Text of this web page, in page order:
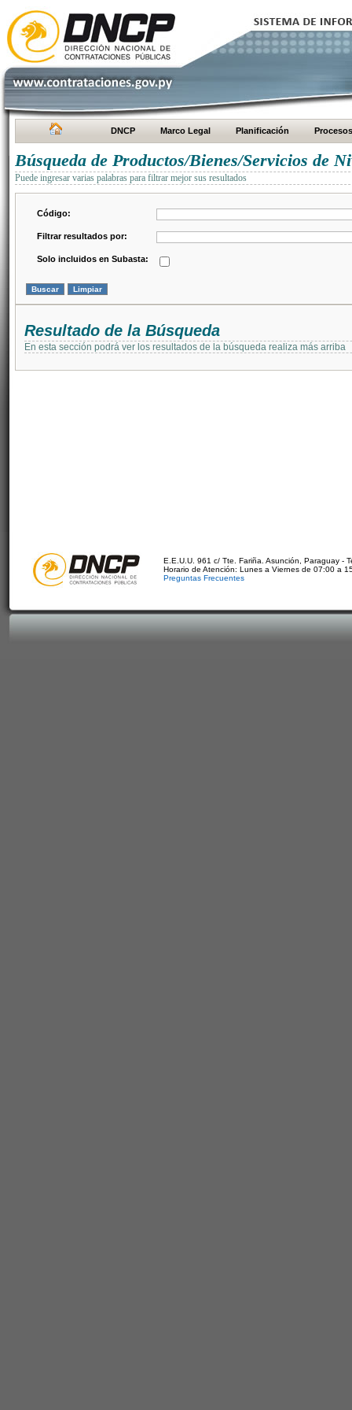
DNCP Marco Legal Planificación Procesos
Búsqueda de Productos/Bienes/Servicios de
Puede ingresar varias palabras para filtrar mejor sus resultados
Código:
Filtrar resultados por:
Solo incluidos en Subasta:
Resultado de la Búsqueda
En esta sección podrá ver los resultados de la búsqueda realiza más arriba
E.E.U.U. 961 c/ Tte. Fariña. Asunción, Paraguay -
Horario de Atención: Lunes a Viernes de 07:00 a
Preguntas Frecuentes